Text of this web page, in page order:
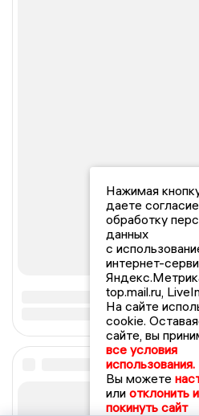
Нажимая
даете
обработку
данных
с
интернет-
top.mail.ru,
На сайте
cookie.
сайте, вы
все условия
использования.
Вы можете
или отклонить и
покинуть сайт